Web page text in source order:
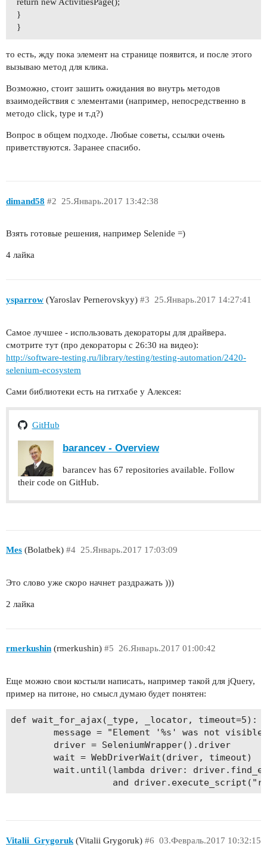
}
}
то есть, жду пока элемент на странице появится, и после этого
вызываю метод для клика.
Возможно, стоит зашить ожидания во внутрь методов
взаимодействия с элементами (например, непосредственно в
методо click, type и т.д?)
Вопрос в общем подходе. Любые советы, ссылки очень
приветствуются. Заранее спасибо.
dimand58 25.Январь.2017 13:42:38
#2
Взять готовые решения, например Selenide =)
4 лайка
ysparrow (Yaroslav Pernerovskyy) 25.Январь.2017 14:27:41
#3
Самое лучшее - использовать декораторы для драйвера.
смотрите тут (про декораторы с 26:30 на видео):
http://software-testing.ru/library/testing/testing-automation/2420-
selenium-ecosystem
Сами библиотеки есть на гитхабе у Алексея:
GitHub
barancev - Overview
barancev has 67 repositories available. Follow
their code on GitHub.
Mes (Bolatbek) 25.Январь.2017 17:03:09
#4
Это слово уже скоро начнет раздражать )))
2 лайка
rmerkushin (rmerkushin) 26.Январь.2017 01:00:42
#5
Еще можно свои костыли написать, например такой для jQuery,
пример на питоне, но смысл думаю будет понятен:
def wait_for_ajax(_type, _locator, timeout=5):
message = "Element '%s' was not
        driver = SeleniumWrapper().driver
        wait = WebDriverWait(driver, timeout)
wait.until(lambda driver:
Vitalii_Grygoruk (Vitalii Grygoruk) 03.Февраль.2017 10:32:15
#6